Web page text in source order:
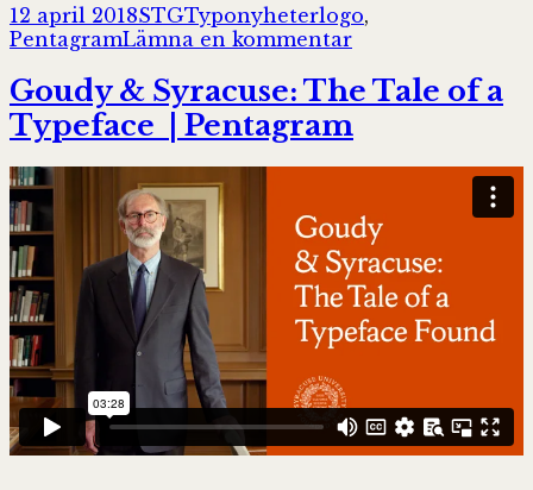
Postat
12 april 2018Författare
STGKategorier
TyponyheterTaggar
logo,
PentagramLämna en kommentartill
Logo
and
Identity
by
Pentagram
| Brand
New
Goudy & Syracuse: The Tale of a
Typeface | Pentagram